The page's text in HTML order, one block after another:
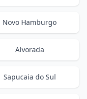
Novo Hamburgo
Alvorada
Sapucaia do Sul